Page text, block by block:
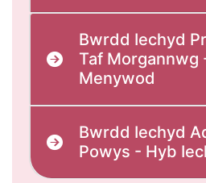
Bwrdd Iechyd
Taf Morgannwg
Menywod
Bwrdd Iechyd
Powys - Hyb